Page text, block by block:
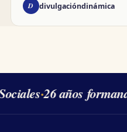
D divulgacióndinámica
·26 años